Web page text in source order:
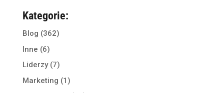
Kategorie:
Blog (362)
Inne (6)
Liderzy(7)
Marketing (1)